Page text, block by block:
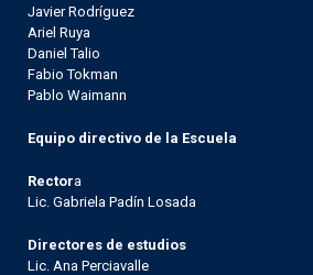
Javier Rodríguez
Ariel Ruya
Daniel Talio
Fabio Tokman
Pablo Waimann
Equipo directivo de la Escuela
Rectora
Lic. Gabriela Padín Losada
Directores de estudios
Lic. Ana Perciavalle